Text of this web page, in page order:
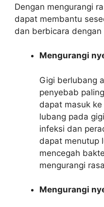
Dengan mengurangi
dapat membantu
dan berbicara dengan
Mengurangi
Gigi berlubang
penyebab
dapat masuk
lubang pada
infeksi dan
dapat menutup
mencegah
mengurangi
Mengurangi